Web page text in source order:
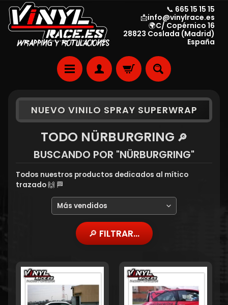
📞 665 15 15 15
📩info@vinylrace.es
🌍C/ Copérnico 16
28823 Coslada (Madrid)
España
NUEVO VINILO SPRAY SUPERWRAP
TODO NÜRBURGRING 🔎
BUSCANDO POR "NÜRBURGRING"
Todos nuestros productos dedicados al mítico
trazado 🙌 🏁
🔎 FILTRAR...